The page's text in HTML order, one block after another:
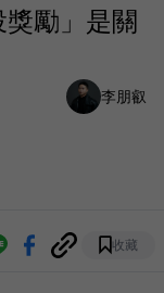
勵」是關
李朋叡
收藏